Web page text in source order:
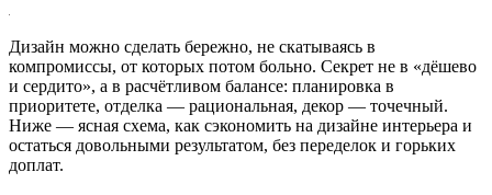
Дизайн можно сделать бережно, не скатываясь в
компромиссы, от которых потом больно. Секрет не в «дёшево
и сердито», а в расчётливом балансе: планировка в
приоритете, отделка — рациональная, декор — точечный.
Ниже — ясная схема, как сэкономить на дизайне интерьера и
остаться довольными результатом, без переделок и горьких
доплат.